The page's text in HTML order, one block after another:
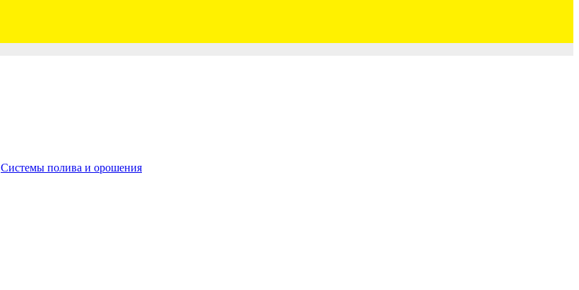
Системы полива и орошения